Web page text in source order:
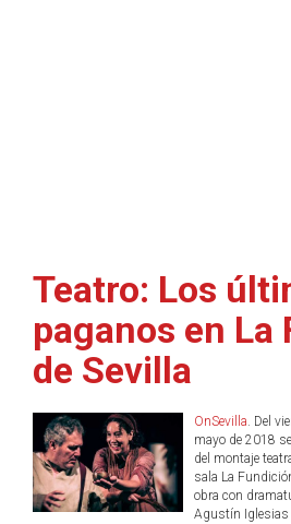
Teatro: Los
paganos en La
de Sevilla
OnSevilla. Del
mayo de 2018
del montaje
sala La
obra con
Agustín Iglesias